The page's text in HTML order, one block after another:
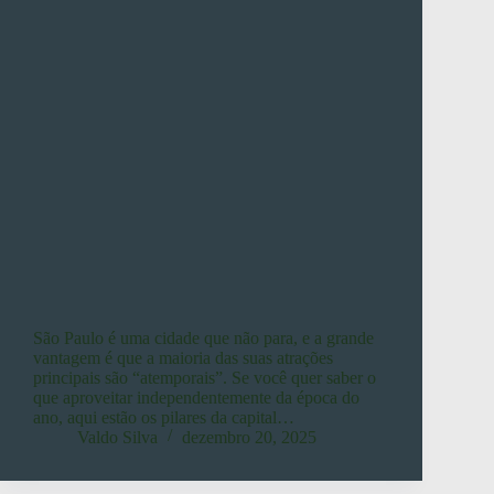
São Paulo é uma cidade que não para, e a grande
vantagem é que a maioria das suas atrações
principais são “atemporais”. Se você quer saber o
que aproveitar independentemente da época do
ano, aqui estão os pilares da capital…
Valdo Silva
dezembro 20, 2025